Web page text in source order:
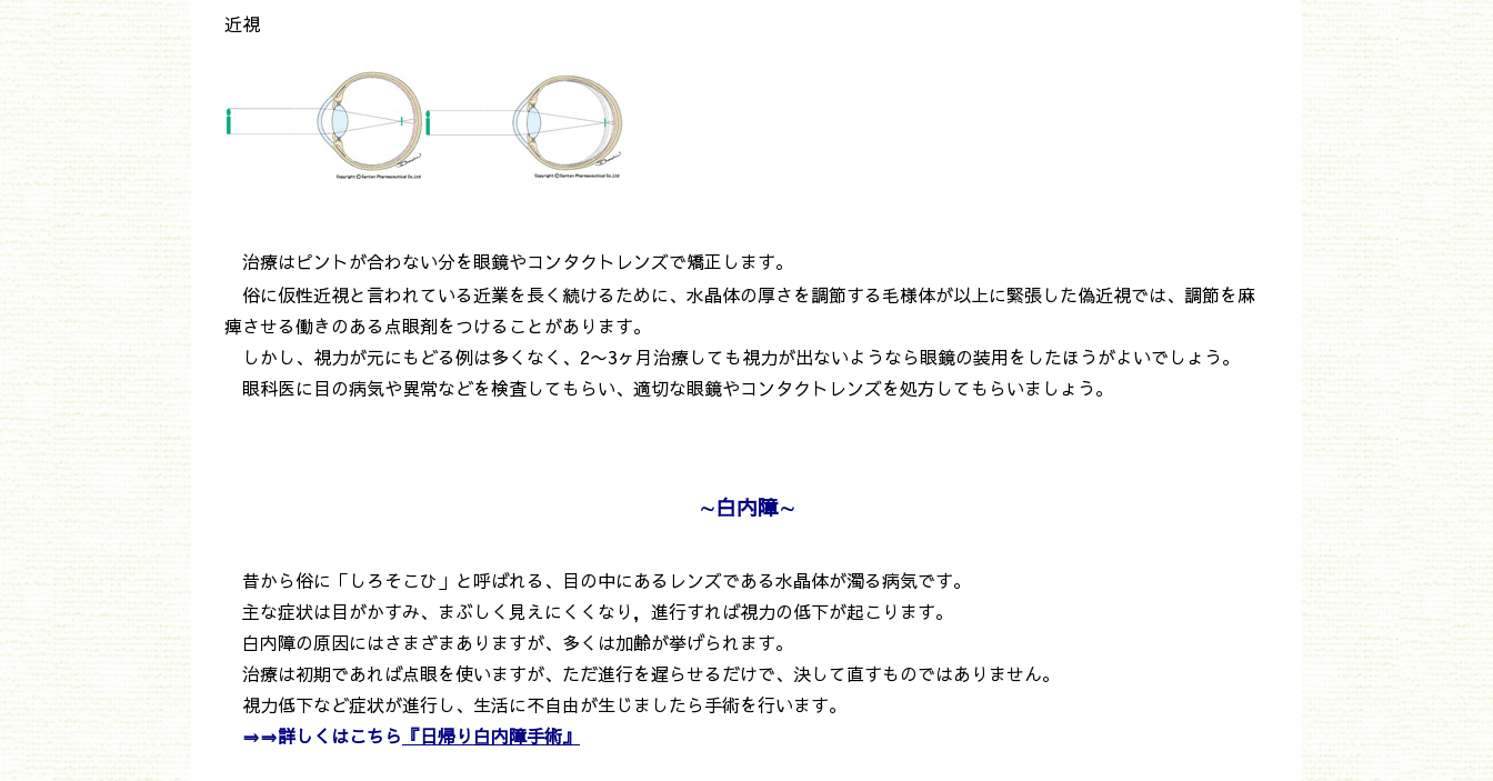
近視
治療はピントが合わない分を眼鏡やコンタクトレンズで矯正します。
俗に仮性近視と言われている近業を長く続けるために、水晶体の厚さを調節する毛様体が以上に緊張した偽近視では、調節を麻
痺させる働きのある点眼剤をつけることがあります。
しかし、視力が元にもどる例は多くなく、2〜3ヶ月治療しても視力が出ないようなら眼鏡の装用をしたほうがよいでしょう。
眼科医に目の病気や異常などを検査してもらい、適切な眼鏡やコンタクトレンズを処方してもらいましょう。
∼白内障∼
昔から俗に「しろそこひ」と呼ばれる、目の中にあるレンズである水晶体が濁る病気です。
主な症状は目がかすみ、まぶしく見えにくくなり，進行すれば視力の低下が起こります。
白内障の原因にはさまざまありますが、多くは加齢が挙げられます。
治療は初期であれば点眼を使いますが、ただ進行を遅らせるだけで、決して直すものではありません。
視力低下など症状が進行し、生活に不自由が生じましたら手術を行います。
⇒⇒詳しくはこちら 『日帰り白内障手術』